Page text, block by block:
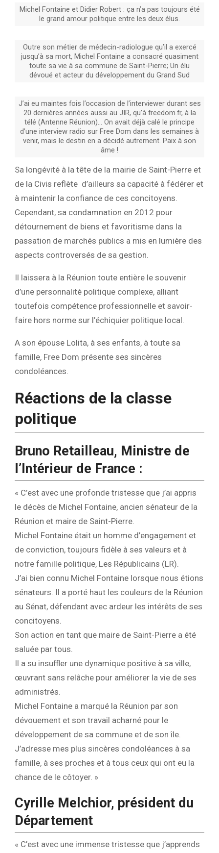
Michel Fontaine et Didier Robert : ça n’a pas toujours été
le grand amour politique entre les deux élus.
Outre son métier de médecin-radiologue qu’il a exercé
jusqu’à sa mort, Michel Fontaine a consacré quasiment
toute sa vie à sa commune de Saint-Pierre; Un élu
dévoué et acteur du développement du Grand Sud
J’ai eu maintes fois l’occasion de l’interviewer durant ses
20 dernières années aussi au JIR, qu’à freedom.fr, à la
télé (Antenne Réunion)… On avait déjà calé le principe
d’une interview radio sur Free Dom dans les semaines à
venir, mais le destin en a décidé autrement. Paix à son
âme !
Sa longévité à la tête de la mairie de Saint-Pierre et
de la Civis reflète d’ailleurs sa capacité à fédérer et
à maintenir la confiance de ces concitoyens.
Cependant, sa condamnation en 2012 pour
détournement de biens et favoritisme dans la
passation de marchés publics a mis en lumière des
aspects controversés de sa gestion.
Il laissera à la Réunion toute entière le souvenir
d’une personnalité politique complexe, alliant
toutefois compétence professionnelle et savoir-
faire hors norme sur l’échiquier politique local.
A son épouse Lolita, à ses enfants, à toute sa
famille, Free Dom présente ses sincères
condoléances.
Réactions de la classe
politique
Bruno Retailleau, Ministre de
l’Intérieur de France :
« C’est avec une profonde tristesse que j’ai appris
le décès de Michel Fontaine, ancien sénateur de la
Réunion et maire de Saint-Pierre.
Michel Fontaine était un homme d’engagement et
de conviction, toujours fidèle à ses valeurs et à
notre famille politique, Les Républicains (LR).
J’ai bien connu Michel Fontaine lorsque nous étions
sénateurs. Il a porté haut les couleurs de la Réunion
au Sénat, défendant avec ardeur les intérêts de ses
concitoyens.
Son action en tant que maire de Saint-Pierre a été
saluée par tous.
Il a su insuffler une dynamique positive à sa ville,
œuvrant sans relâche pour améliorer la vie de ses
administrés.
Michel Fontaine a marqué la Réunion par son
dévouement et son travail acharné pour le
développement de sa commune et de son île.
J’adresse mes plus sincères condoléances à sa
famille, à ses proches et à tous ceux qui ont eu la
chance de le côtoyer. »
Cyrille Melchior, président du
Département
« C’est avec une immense tristesse que j’apprends